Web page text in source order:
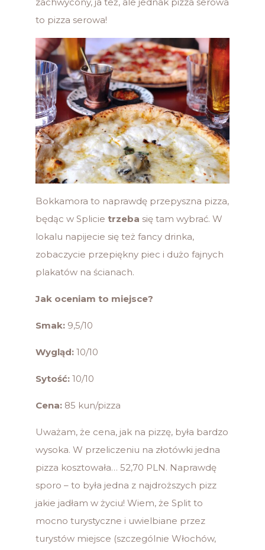
zachwycony, ja też, ale jednak pizza serowa
to pizza serowa!
Bokkamora to naprawdę przepyszna pizza,
będąc w Splicie trzeba się tam wybrać. W
lokalu napijecie się też fancy drinka,
zobaczycie przepiękny piec i dużo fajnych
plakatów na ścianach.
Jak oceniam to miejsce?
Smak: 9,5/10
Wygląd: 10/10
Sytość: 10/10
Cena: 85 kun/pizza
Uważam, że cena, jak na pizzę, była bardzo
wysoka. W przeliczeniu na złotówki jedna
pizza kosztowała… 52,70 PLN. Naprawdę
sporo – to była jedna z najdroższych pizz
jakie jadłam w życiu! Wiem, że Split to
mocno turystyczne i uwielbiane przez
turystów miejsce (szczególnie Włochów,